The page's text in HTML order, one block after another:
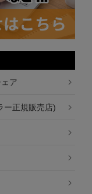
ア
ー正規販売店)